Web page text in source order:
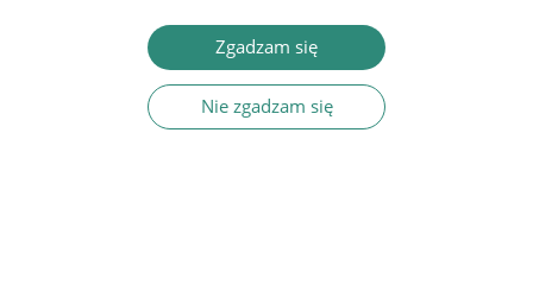
Zgadzam się
Nie zgadzam się
Izabela Bojarska
Podstawy prawa cywilnego dla